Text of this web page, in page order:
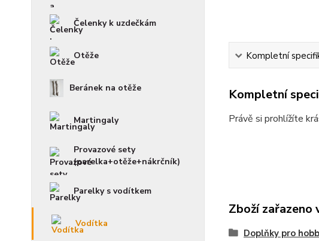
Čelenky k uzdečkám
Otěže
Beránek na otěže
Martingaly
Provazové sety
(parelka+otěže+nákrčník)
Parelky s vodítkem
Vodítka
Kompletní
Kompletní
Právě si prohlížíte
Zboží zařazeno
Doplňky pro